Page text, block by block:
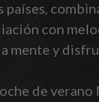
países,
con
mente y
de